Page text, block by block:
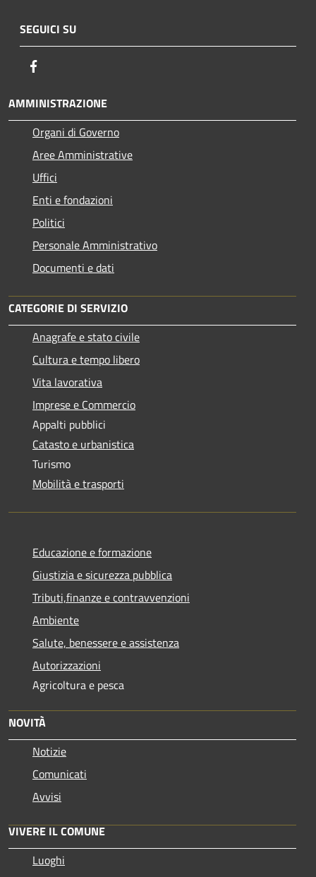
SEGUICI SU
AMMINISTRAZIONE
Organi di Governo
Aree Amministrative
Uffici
Enti e fondazioni
Politici
Personale Amministrativo
Documenti e dati
CATEGORIE DI SERVIZIO
Anagrafe e stato civile
Cultura e tempo libero
Vita lavorativa
Imprese e Commercio
Appalti pubblici
Catasto e urbanistica
Turismo
Mobilità e trasporti
Educazione e formazione
Giustizia e sicurezza pubblica
Tributi,finanze e contravvenzioni
Ambiente
Salute, benessere e assistenza
Autorizzazioni
Agricoltura e pesca
NOVITÀ
Notizie
Comunicati
Avvisi
VIVERE IL COMUNE
Luoghi